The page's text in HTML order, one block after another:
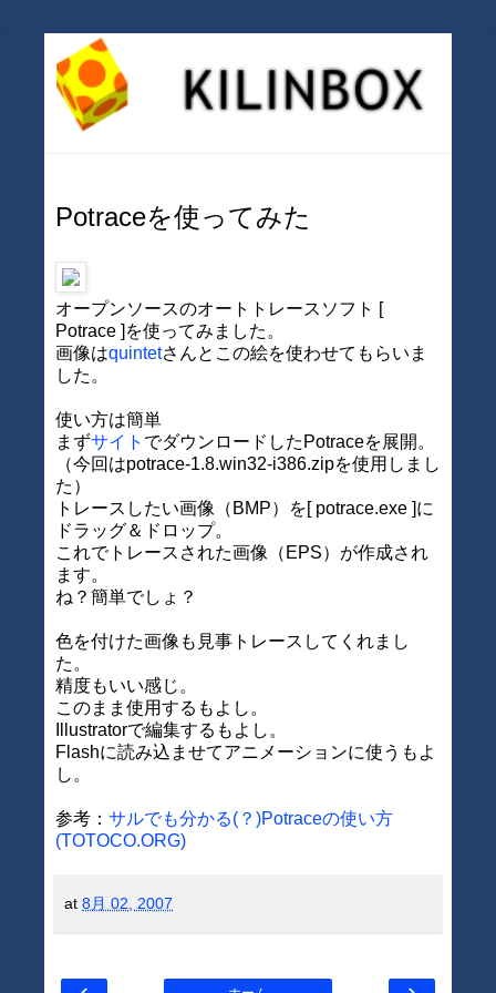
Potraceを使ってみた
オープンソースのオートトレースソフト [
Potrace ]を使ってみました。
画像はquintetさんとこの絵を使わせてもらいま
した。
使い方は簡単
まずサイト でダウンロードしたPotraceを展開。
（今回はpotrace-1.8.win32-i386.zipを使用しまし
た）
トレースしたい画像（BMP）を[ potrace.exe ]に
ドラッグ＆ドロップ。
これでトレースされた画像（EPS）が作成され
ます。
ね？簡単でしょ？
色を付けた画像も見事トレースしてくれまし
た。
精度もいい感じ。
このまま使用するもよし。
Illustratorで編集するもよし。
Flashに読み込ませてアニメーションに使うもよ
し。
参考： サルでも分かる(？)Potraceの使い方
(TOTOCO.ORG)
at 8月 02, 2007